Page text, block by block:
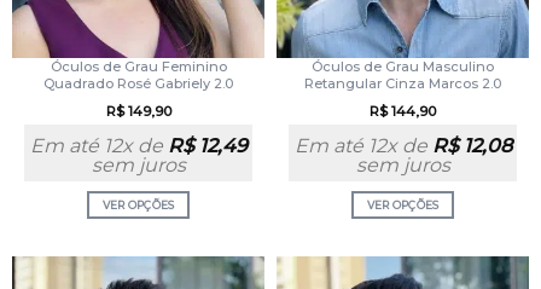
Óculos de Grau Feminino
Quadrado Rosé Gabriely 2.0
R$149,90
Em até 12x de R$12,49
sem juros
VER OPÇÕES
Óculos de Grau Masculino
Retangular Cinza Marcos 2.0
R$144,90
Em até 12x de R$12,08
sem juros
VER OPÇÕES